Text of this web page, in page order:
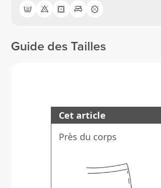
Guide des Tailles
Cet article
Près du corps